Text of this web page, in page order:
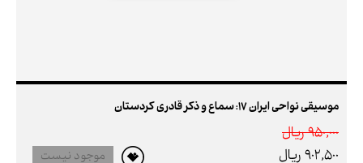
موسیقی نواحی ایران 17: سماع و ذکر قادری کردستان
950,000 ريال
902,500 ريال
موجود نیست